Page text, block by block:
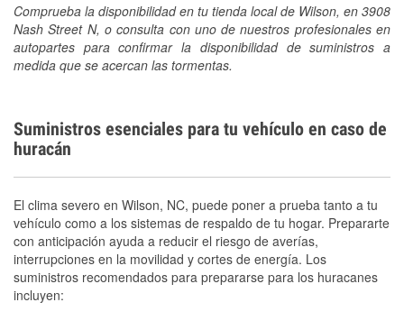
Comprueba la disponibilidad en tu tienda local de Wilson, en 3908
Nash Street N, o consulta con uno de nuestros profesionales en
autopartes para confirmar la disponibilidad de suministros a
medida que se acercan las tormentas.
Suministros esenciales para tu vehículo en caso de
huracán
El clima severo en Wilson, NC, puede poner a prueba tanto a tu
vehículo como a los sistemas de respaldo de tu hogar. Prepararte
con anticipación ayuda a reducir el riesgo de averías,
interrupciones en la movilidad y cortes de energía. Los
suministros recomendados para prepararse para los huracanes
incluyen: